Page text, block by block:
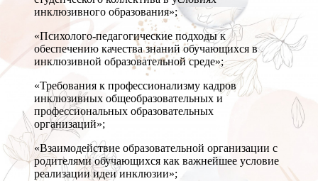
инклюзивного образования»;
«Психолого-педагогические подходы к
обеспечению качества знаний обучающихся в
инклюзивной образовательной среде»;
«Требования к профессионализму кадров
инклюзивных общеобразовательных и
профессиональных образовательных
организаций»;
«Взаимодействие образовательной организации с
родителями обучающихся как важнейшее условие
реализации идеи инклюзии»;